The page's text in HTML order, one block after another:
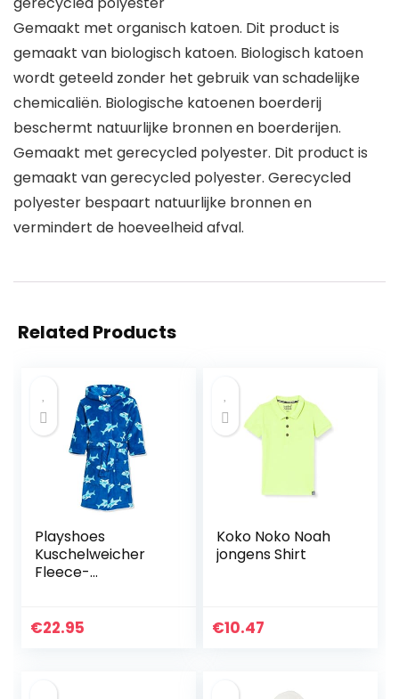
Gemaakt met organisch katoen. Dit product is
gemaakt van biologisch katoen. Biologisch katoen
wordt geteeld zonder het gebruik van schadelijke
chemicaliën. Biologische katoenen boerderij
beschermt natuurlijke bronnen en boerderijen.
Gemaakt met gerecycled polyester. Dit product is
gemaakt van gerecycled polyester. Gerecycled
polyester bespaart natuurlijke bronnen en
vermindert de hoeveelheid afval.
Related Products
Playshoes
Kuschelweicher
Fleece-
Oeko-Tex 100
€22.95
Koko Noko Noah
jongens Shirt
€10.47